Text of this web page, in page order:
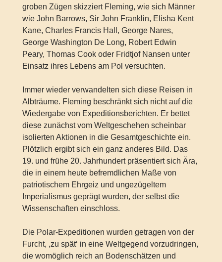
groben Zügen skizziert Fleming, wie sich Männer
wie John Barrows, Sir John Franklin, Elisha Kent
Kane, Charles Francis Hall, George Nares,
George Washington De Long, Robert Edwin
Peary, Thomas Cook oder Fridtjof Nansen unter
Einsatz ihres Lebens am Pol versuchten.
Immer wieder verwandelten sich diese Reisen in
Albträume. Fleming beschränkt sich nicht auf die
Wiedergabe von Expeditionsberichten. Er bettet
diese zunächst vom Weltgeschehen scheinbar
isolierten Aktionen in die Gesamtgeschichte ein.
Plötzlich ergibt sich ein ganz anderes Bild. Das
19. und frühe 20. Jahrhundert präsentiert sich Ära,
die in einem heute befremdlichen Maße von
patriotischem Ehrgeiz und ungezügeltem
Imperialismus geprägt wurden, der selbst die
Wissenschaften einschloss.
Die Polar-Expeditionen wurden getragen von der
Furcht, ‚zu spät‘ in eine Weltgegend vorzudringen,
die womöglich reich an Bodenschätzen und